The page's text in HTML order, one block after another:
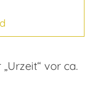
vor ca.